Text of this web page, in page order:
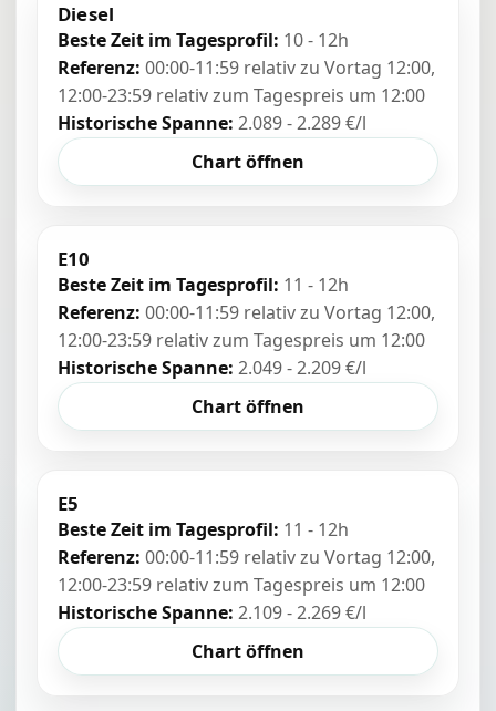
Diesel
Beste Zeit im Tagesprofil: 10 - 12h
Referenz: 00:00-11:59 relativ zu Vortag 12:00,
12:00-23:59 relativ zum Tagespreis um 12:00
Historische Spanne: 2.089 - 2.289 €/l
Chart öffnen
E10
Beste Zeit im Tagesprofil: 11 - 12h
Referenz: 00:00-11:59 relativ zu Vortag 12:00,
12:00-23:59 relativ zum Tagespreis um 12:00
Historische Spanne: 2.049 - 2.209 €/l
Chart öffnen
E5
Beste Zeit im Tagesprofil: 11 - 12h
Referenz: 00:00-11:59 relativ zu Vortag 12:00,
12:00-23:59 relativ zum Tagespreis um 12:00
Historische Spanne: 2.109 - 2.269 €/l
Chart öffnen